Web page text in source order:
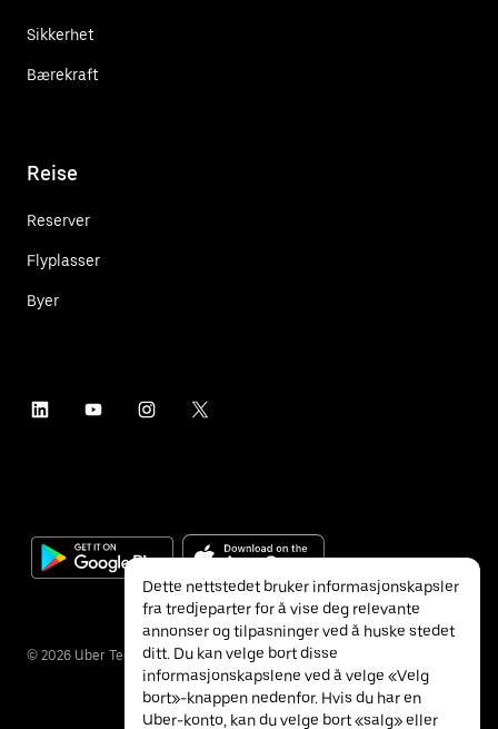
Sikkerhet
Bærekraft
Reise
Reserver
Flyplasser
Byer
© 2026 Uber Technologies Inc.
Dette nettstedet bruker informasjonskapsler
fra tredjeparter for å vise deg relevante
annonser og tilpasninger ved å huske stedet
ditt. Du kan velge bort disse
informasjonskapslene ved å velge «Velg
bort»-knappen nedenfor. Hvis du har en
Uber-konto, kan du velge bort «salg» eller